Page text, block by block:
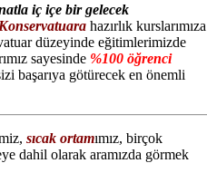
iç içe bir gelecek
hazırlık kurslarımıza
düzeyinde eğitimlerimizde
sayesinde %100 öğrenci
başarıya götürecek en önemli
sıcak ortamımız, birçok
dahil olarak aramızda görmek